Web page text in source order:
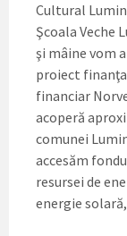
Cultural
Şcoala Veche
şi mâine vom
proiect
financiar
acoperă
comunei
accesăm
resursei de
energie solară,